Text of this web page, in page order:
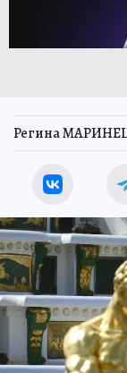
Регина